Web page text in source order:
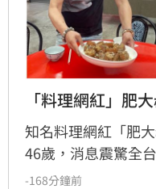
「料理網紅」肥
知名料理網紅「肥
46歲，消息震驚全
他，憑藉親切教學
-168分鐘前